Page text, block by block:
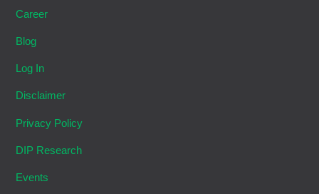
Career
Blog
Log In
Disclaimer
Privacy Policy
DIP Research
Events